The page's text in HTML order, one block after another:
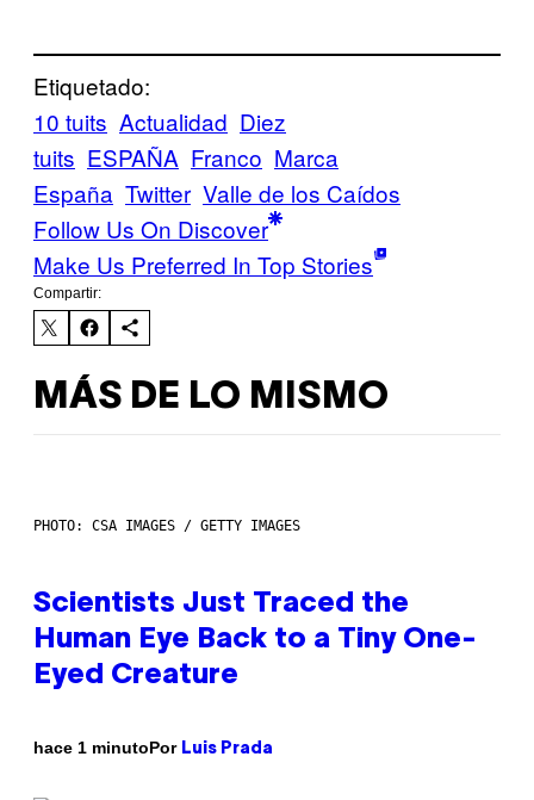
Etiquetado:
10 tuits Actualidad Diez
tuits ESPAÑA Franco Marca
España Twitter Valle de los Caídos
Follow Us On Discover
Make Us Preferred In Top Stories
Compartir:
MÁS DE LO MISMO
PHOTO: CSA IMAGES / GETTY IMAGES
Scientists Just Traced the
Human Eye Back to a Tiny One-
Eyed Creature
hace 1 minutoPor Luis Prada